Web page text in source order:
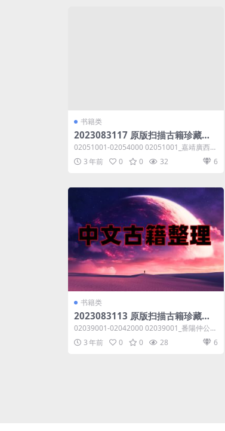
书籍类
2023083117 原版扫描古籍珍藏系
列编号02051001-02054000共7.67
GB
02051001-02054000 02051001_嘉靖廣西通
志六_林富黃佐纂...
3 年前 0 0 32 6
书籍类
2023083113 原版扫描古籍珍藏系
列编号02039001-02042000共7.48
GB
02039001-02042000 02039001_番陽仲公李
先生文集二_元李...
3 年前 0 0 28 6